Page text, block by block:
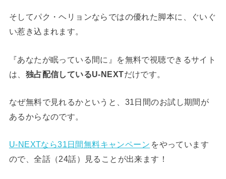
そしてパク・ヘリョンならではの優れた脚本に、ぐいぐ
い惹き込まれます。
『あなたが眠っている間に』を無料で視聴できるサイト
は、 独占配信しているU-NEXTだけです。
なぜ無料で見れるかというと、31日間のお試し期間が
あるからなのです。
U-NEXTなら31日間無料キャンペーン をやっています
ので、全話（24話）見ることが出来ます！